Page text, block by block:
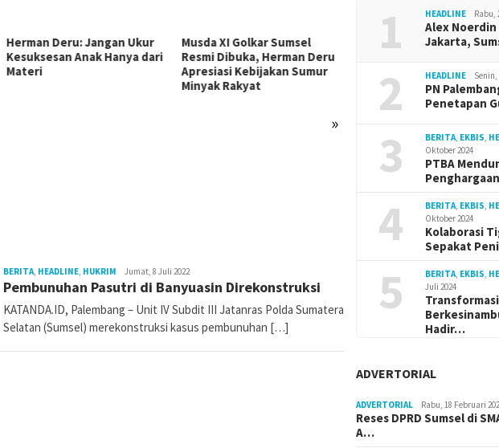
»
Herman Deru: Jangan Ukur
Kesuksesan Anak Hanya dari
Materi
Musda XI Golkar Sumsel
Resmi Dibuka, Herman Deru
Apresiasi Kebijakan Sumur
Minyak Rakyat
Sultan Muda Center Jadi
Muda Sumsel
BERITA HEADLINE HUKRIM katanda_admin
Jumat, 8 Juli 2022
Pembunuhan Pasutri di Banyuasin Direkonstruksi
KATANDA.ID, Palembang – Unit IV Subdit III Jatanras Polda Sumatera
Selatan (Sumsel) merekonstruksi kasus pembunuhan […]
1 HEADLINE Rabu,
Alex
Jakarta,
2 HEADLINE
PN
Penetapan
3 BERITA, EKBIS,
Oktober 2024
PTBA
4 BERITA, EKBIS,
Oktober 2024
Kolaborasi
Sepakat
5 BERITA, EKBIS,
Juli 2024
Transformasi
Hadir…
ADVERTORIAL
ADVERTORIAL Rabu, 18 Februari
Reses DPRD Sumsel di
A…